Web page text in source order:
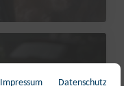
Impressum Datenschutz